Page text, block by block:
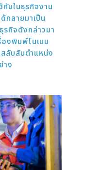
กันในธุรกิจงาน
กลายมาเป็น
รกิจดังกล่าวมา
งพิมพ์โนเนม
ลับสับตำแหน่ง
าง